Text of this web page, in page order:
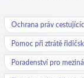
Ochrana práv
Pomoc při ztrátě
Poradenství pro